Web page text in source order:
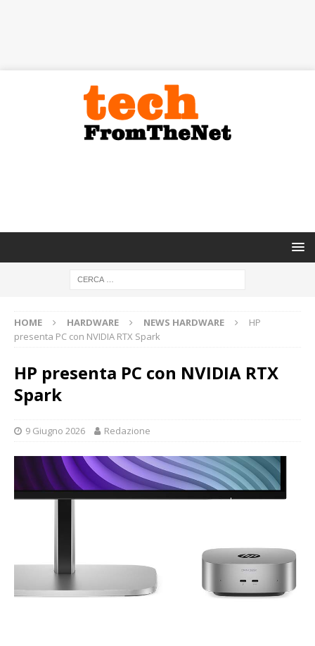
HOME HARDWARE NEWS HARDWARE
HP
presenta PC con NVIDIA RTX Spark
HP presenta PC con NVIDIA RTX
Spark
9 Giugno 2026 Redazione